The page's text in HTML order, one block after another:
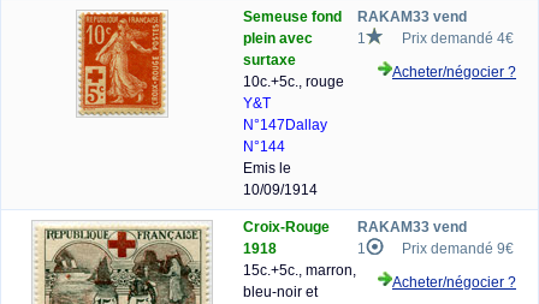
Semeuse fond
plein avec
surtaxe
10c.+5c., rouge
Y&T
N°147 Dallay
N°144
Emis le
10/09/1914
RAKAM33 vend
1
Prix demandé 4€
Acheter/négocier ?
Croix-Rouge
1918
15c.+5c., marron,
bleu-noir et
RAKAM33 vend
1
Prix demandé 9€
Acheter/négocier ?